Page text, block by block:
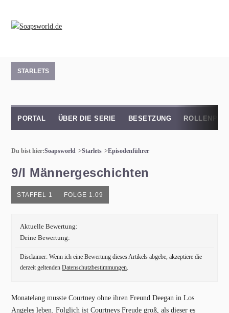
STARLETS
PORTAL ÜBER DIE SERIE BESETZUNG
Du bist hier:Soapsworld Starlets Episodenführer
9/I Männergeschichten
STAFFEL 1 FOLGE 1.09
Aktuelle Bewertung:
Deine Bewertung:
Disclaimer: Wenn ich eine Bewertung dieses Artikels abgebe, akzeptiere die
derzeit geltendenDatenschutzbestimmungen.
Monatelang musste Courtney ohne ihren Freund Deegan in Los
Angeles leben. Folglich ist Courtneys Freude groß, als dieser es